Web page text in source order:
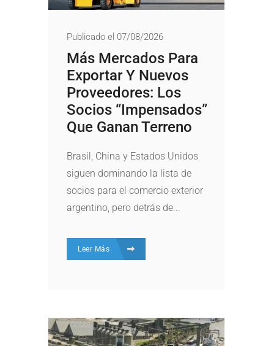
Publicado el 07/08/2026
Más Mercados Para
Exportar Y Nuevos
Proveedores: Los
Socios “impensados”
Que Ganan Terreno
Brasil, China y Estados Unidos
siguen dominando la lista de
socios para el comercio exterior
argentino, pero detrás de...
Leer Más